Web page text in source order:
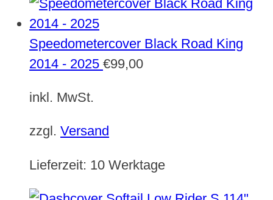
Speedometercover Black Road King
2014 - 2025 €99,00
inkl. MwSt.
zzgl. Versand
Lieferzeit: 10 Werktage